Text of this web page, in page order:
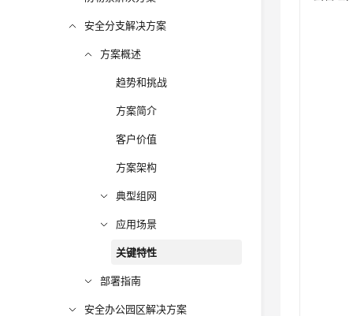
安全分支解决方案
方案概述
趋势和挑战
方案简介
客户价值
方案架构
典型组网
应用场景
关键特性
部署指南
安全办公园区解决方案